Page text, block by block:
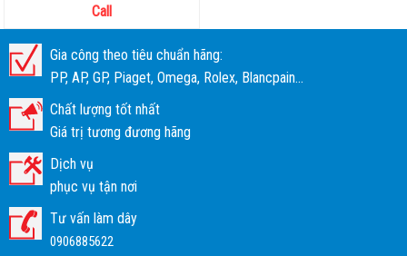
Call
Gia công theo tiêu chuẩn hãng:
PP, AP, GP, Piaget, Omega, Rolex, Blancpain...
Chất lượng tốt nhất
Giá trị tương đương hãng
Dịch vụ
phục vụ tận nơi
Tư vấn làm dây
0906885622